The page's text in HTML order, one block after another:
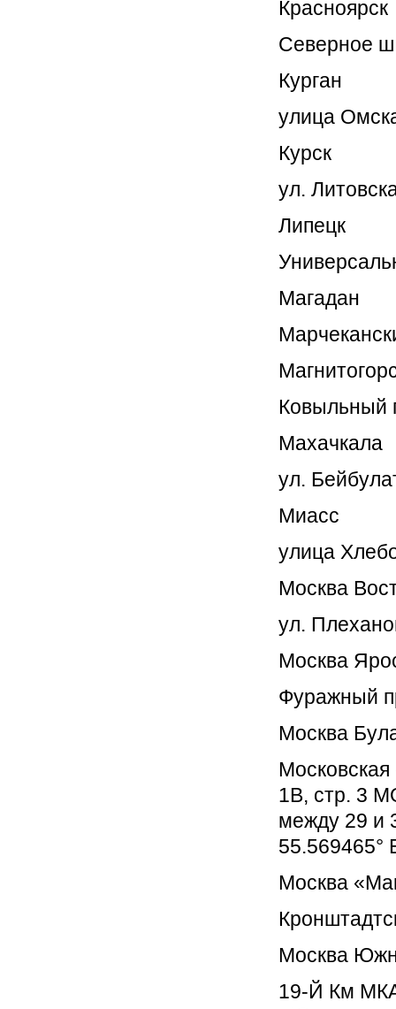
Красноярск
Северное
Курган
улица
Курск
ул.
Липецк
Магадан
Ковыльный
Махачкала
ул.
Миасс
улица
Москва
ул.
Москва
Фуражный
Москва
1В, стр. 3
между 29 и
55.569465°
Москва
Москва
19-Й Км